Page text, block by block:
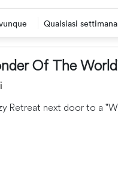
Qualsiasi settimana
Of The